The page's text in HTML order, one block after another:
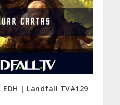
| Landfall TV#129